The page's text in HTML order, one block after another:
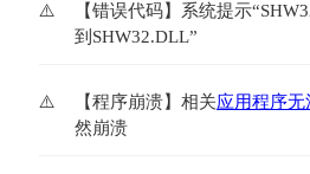
【错误代码】系统提示
到SHW32.DLL”
【程序崩溃】相关应用程序无
然崩溃